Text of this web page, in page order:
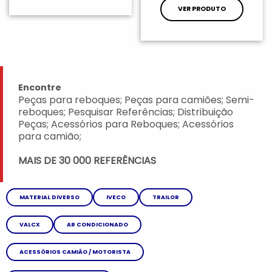
VER PRODUTO
Encontre
Peças para reboques; Peças para camiões; Semi-
reboques; Pesquisar Referências; Distribuição
Peças; Acessórios para Reboques; Acessórios
para camião;
MAIS DE 30 000 REFERÊNCIAS
MATERIAL DIVERSO IVECO TRAILOR
VALCX AR CONDICIONADO
ACESSÓRIOS CAMIÃO / MOTORISTA